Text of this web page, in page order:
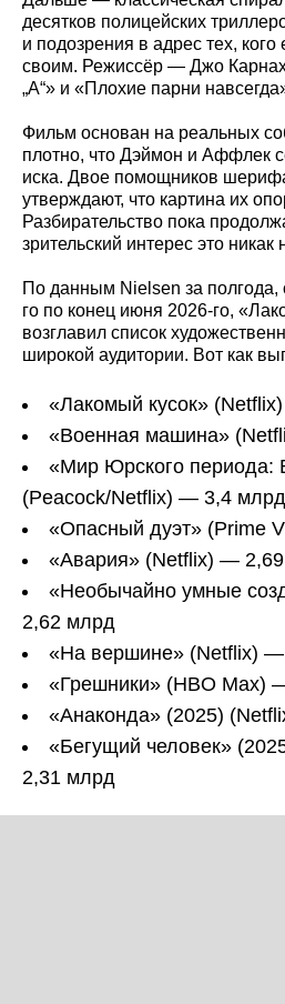
десятков полицейских
и подозрения в адрес тех,
своим. Режиссёр — Джо
„А“» и «Плохие парни
Фильм основан на реальных
плотно, что Дэймон и Аффлек
иска. Двое помощников
утверждают, что картина их
Разбирательство пока
зрительский интерес это никак
По данным Nielsen за полгода,
го по конец июня 2026-го,
возглавил список
широкой аудитории. Вот как
«Лакомый кусок»
«Военная машина»
«Мир Юрского периода:
(Peacock/Netflix) — 3,4 млрд
«Опасный дуэт» (Prime
«Авария» (Netflix) —
«Необычайно умные
2,62 млрд
«На вершине» (Netflix)
«Грешники» (HBO Max)
«Анаконда» (2025)
«Бегущий человек»
2,31 млрд